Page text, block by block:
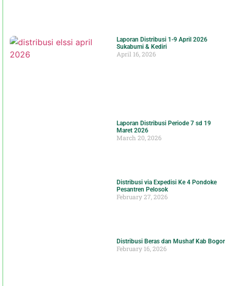
Laporan Distribusi 1-9 April 2026
Sukabumi & Kediri
April 16, 2026
Laporan Distribusi Periode 7 sd 19
Maret 2026
March 20, 2026
Distribusi via Expedisi Ke 4 Pondoke
Pesantren Pelosok
February 27, 2026
Distribusi Beras dan Mushaf Kab Bogor
February 16, 2026